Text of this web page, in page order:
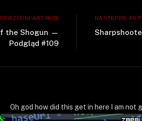
ARTYKUŁ
the Shogun —
Podgląd #109
NASTĘPNY
Oh god how did this get in here I am not